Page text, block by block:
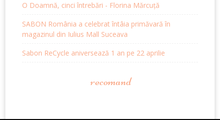
O Doamnă, cinci întrebări - Florina Mărcuță
SABON România a celebrat întâia primăvară în
magazinul din Iulius Mall Suceava
Sabon ReCycle aniversează 1 an pe 22 aprilie
recomand